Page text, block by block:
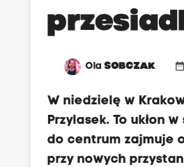
OlaSOBCZAK date_range
W niedzielę w
Przylasek. To ukłon
do centrum zajmuje
przy nowych